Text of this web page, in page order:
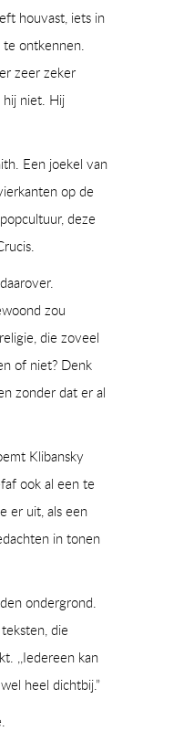
houvast, iets in
te ontkennen.
zeer zeker
hij niet. Hij
Een joekel van
op de
deze
zou
die zoveel
of niet? Denk
zonder dat er al
Klibansky
ook al een te
er uit, als een
in tonen
ondergrond.
die
,,Iedereen kan
heel dichtbij.”